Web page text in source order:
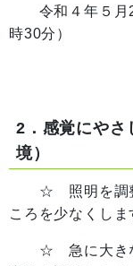
令和４年５月
時30分）
2．感覚にやさ
境）
☆ 照明を調整
ころを少なくしま
☆ 急に大きな